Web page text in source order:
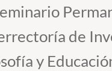
de
y